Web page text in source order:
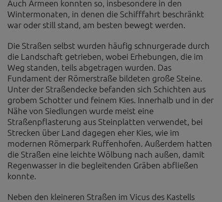
Diese Website nutzt Matomo Analytics für die Auswertung der
Seitenaufrufe als Statistik. Die hierdurch gespeicherten Daten werden
ausschließlich auf unseren eigenen Servern gespeichert. Eine
Übertragung an Dritte erfolgt nicht. Wir verwenden die Funktion
wird und nicht mehr Ihrem Besuch auf unserer Internetseite zugeordnet
werden kann.
YouTube / Vimeo
Videos werden über die Plattformen YouTube oder Vimeo eingebunden.
Wir nutzen YouTube im erweiterten Datenschutzmodus. Dieser Modus
bewirkt laut YouTube, dass YouTube keine Informationen über die
Besucher auf dieser Website speichert, bevor diese sich das Video
ansehen.
Eingebundene Inhalte
Optional sind externe Inhalte auf den Seiten dieser Website
eingebunden. Das können Kartendienste wie z.B. Google Maps sein
oder auch Anwendungen einer externen Website.
Auch Armeen konnten so, insbesondere in den
Wintermonaten, in denen die Schifffahrt beschränkt
war oder still stand, am besten bewegt werden.
Die Straßen selbst wurden häufig schnurgerade durch
die Landschaft getrieben, wobei Erhebungen, die im
Weg standen, teils abgetragen wurden. Das
Fundament der Römerstraße bildeten große Steine.
Unter der Straßendecke befanden sich Schichten aus
grobem Schotter und feinem Kies. Innerhalb und in der
Nähe von Siedlungen wurde meist eine
Straßenpflasterung aus Steinplatten verwendet, bei
Strecken über Land dagegen eher Kies, wie im
modernen Römerpark Ruffenhofen. Außerdem hatten
die Straßen eine leichte Wölbung nach außen, damit
Regenwasser in die begleitenden Gräben abfließen
konnte.
Neben den kleineren Straßen im Vicus des Kastells